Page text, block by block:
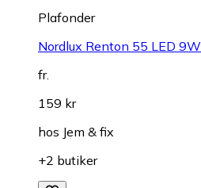
Plafonder
Nordlux Renton 55 LED 9W
fr.
159 kr
hos Jem & fix
+2 butiker